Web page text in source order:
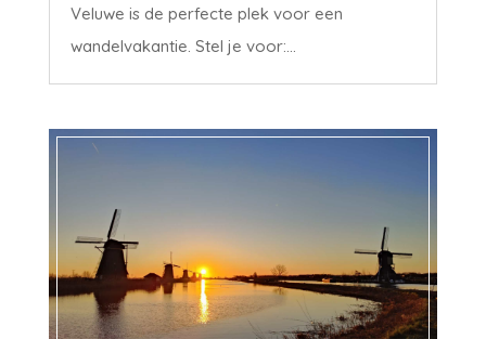
Veluwe is de perfecte plek voor een
wandelvakantie. Stel je voor:...